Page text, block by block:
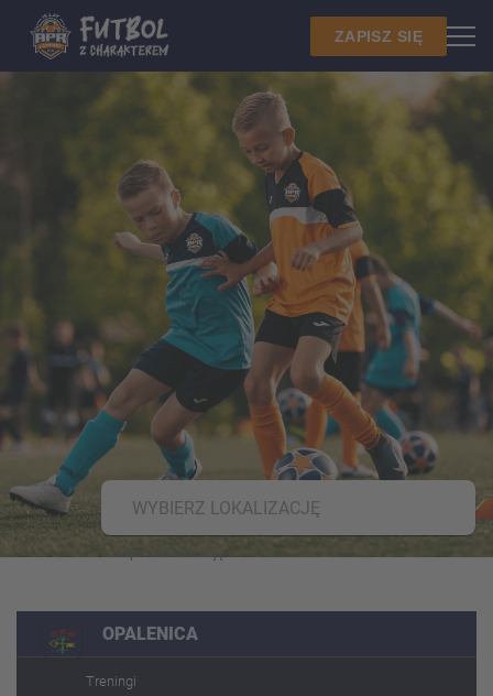
ZAPISZ SIĘ
WYBIERZ LOKALIZACJĘ
OPALENICA
Treningi